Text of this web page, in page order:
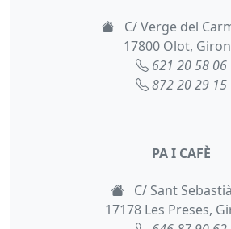
C/ Verge del
17800 Olot,
621 20 58 06
872 20 29 15
PA I CAFÈ
C/ Sant
17178 Les Preses,